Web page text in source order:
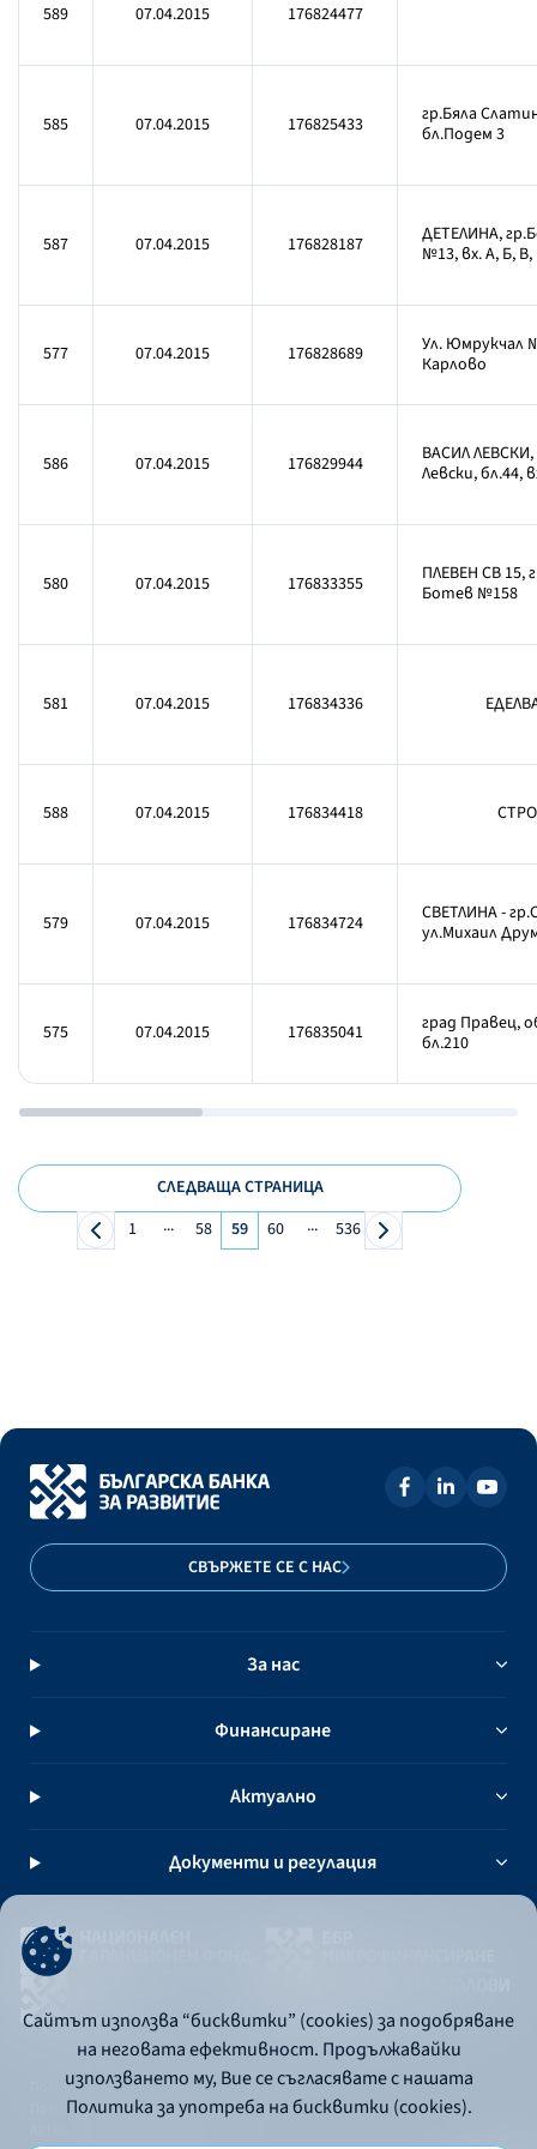
589 07.04.2015 176824477
585 07.04.2015 176825433
гр.Бяла
бл.Подем 3
587 07.04.2015 176828187
ДЕТЕЛИНА,
№13, вх. А, Б, В,
577 07.04.2015 176828689
Ул. Юмрукчал
Карлово
586 07.04.2015 176829944
ВАСИЛ
Левски, бл.44,
580 07.04.2015 176833355
ПЛЕВЕН СВ 15,
Ботев №158
581 07.04.2015 176834336
588 07.04.2015 176834418
579 07.04.2015 176834724
СВЕТЛИНА -
ул.Михаил
575 07.04.2015 176835041
град Правец,
бл.210
СЛЕДВАЩА СТРАНИЦА
1
... 58 59 60 ... 536
СВЪРЖЕТЕ СЕ С НАС
За нас
Финансиране
Актуално
Документи и регулация
Политика за употреба на бисквитки
Политика за поверителност
Сайтът използва “бисквитки” (cookies) за подобряване
на неговата ефективност. Продължавайки
използването му, Вие се съгласявате с нашата
Политика за употреба на бисквитки (cookies).